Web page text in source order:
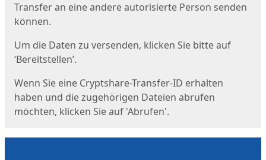
Transfer an eine andere autorisierte Person senden
können.
Um die Daten zu versenden, klicken Sie bitte auf
‘Bereitstellen’.
Wenn Sie eine Cryptshare-Transfer-ID erhalten
haben und die zugehörigen Dateien abrufen
möchten, klicken Sie auf 'Abrufen'.